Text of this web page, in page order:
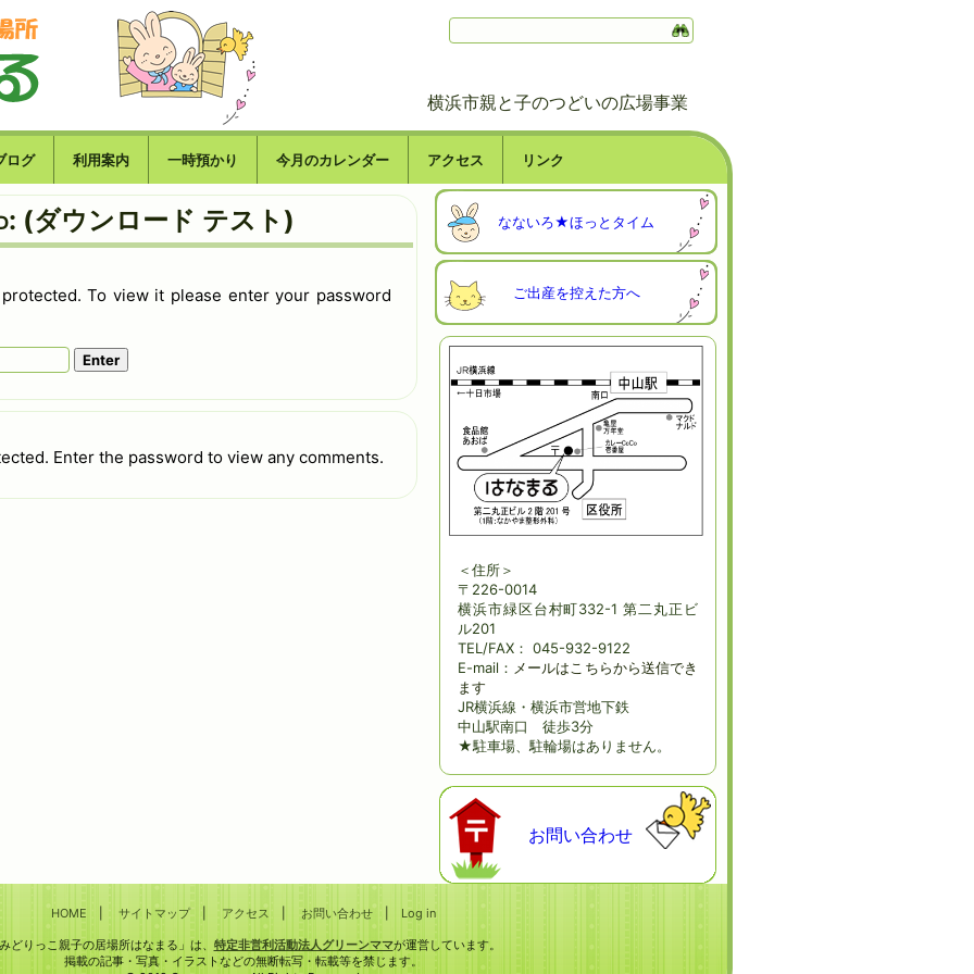
横浜市親と子のつどいの広場事業
ログ 利用案内 一時預かり 今月のカレンダー アクセス リンク
(ダウンロード テスト)
To view it please enter your password
Enter the password to view any comments.
なないろ★ほっとタイム
ご出産を控えた方へ
＜住所＞
〒226-0014
横浜市緑区台村町332-1 第二丸正ビ
ル201
TEL/FAX： 045-932-9122
E-mail： メールはこちらから送信でき
ます
JR横浜線・横浜市営地下鉄
中山駅南口 徒歩3分
★駐車場、駐輪場はありません。
お問い合わせ
HOME | サイトマップ| アクセス |お問い合わせ | Log in
どりっこ親子の居場所はなまる」は、 特定非営利活動法人グリーンママが運営しています。
掲載の記事・写真・イラストなどの無断転写・転載等を禁じます。